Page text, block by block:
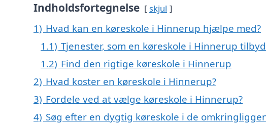
Indholdsfortegnelse skjul
1) Hvad kan en køreskole i Hinnerup hjælpe med?
1.1) Tjenester, som en køreskole i Hinnerup
1.2) Find den rigtige køreskole i Hinnerup
2) Hvad koster en køreskole i Hinnerup?
3) Fordele ved at vælge køreskole i Hinnerup?
4) Søg efter en dygtig køreskole i de